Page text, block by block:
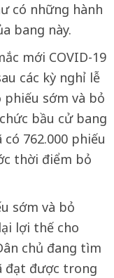
có những hành
bang này.
mới COVID-19
các kỳ nghỉ lễ
phiếu sớm và bỏ
bầu cử bang
762.000 phiếu
thời điểm bỏ
sớm và bỏ
lợi thế cho
chủ đang tìm
đạt được trong